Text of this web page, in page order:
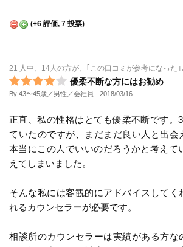
(+6 評価, 7 投票)
21 人中、14人の方が、｢この口コミが参考になった｣
優柔不断な方にはお勧め
By 43〜45歳／男性／会社員 - 2018/03/16
正直、私の性格はとても優柔不断です。
ていたのですが、まだまだ良い人と出会
本当にこの人でいいのだろうかと考えて
えてしまいました。
そんな私には客観的にアドバイスしてく
れるカウンセラーが必要です。
相談所のカウンセラーは実績がある方な